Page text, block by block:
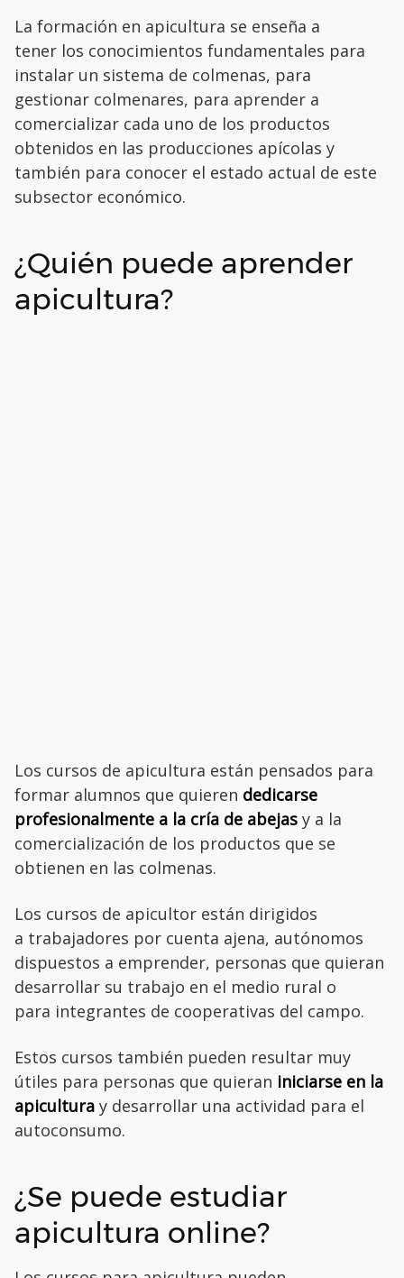
La formación en apicultura se enseña a
tener los conocimientos fundamentales para
instalar un sistema de colmenas, para
gestionar colmenares, para aprender a
comercializar cada uno de los productos
obtenidos en las producciones apícolas y
también para conocer el estado actual de este
subsector económico.
¿Quién puede aprender
apicultura?
Los cursos de apicultura están pensados para
formar alumnos que quieren dedicarse
profesionalmente a la cría de abejas y a la
comercialización de los productos que se
obtienen en las colmenas.
Los cursos de apicultor están dirigidos
a trabajadores por cuenta ajena, autónomos
dispuestos a emprender, personas que quieran
desarrollar su trabajo en el medio rural o
para integrantes de cooperativas del campo.
Estos cursos también pueden resultar muy
útiles para personas que quieran iniciarse en la
apicultura y desarrollar una actividad para el
autoconsumo.
¿Se puede estudiar
apicultura online?